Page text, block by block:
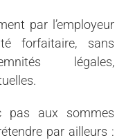
par l’employeur
forfaitaire, sans
légales,
pas aux sommes
par ailleurs :